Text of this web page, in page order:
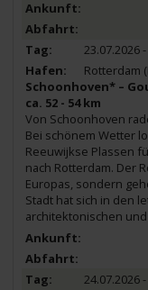
23.07.2026
Rotterdam
Schoonhoven* –
ca. 52 - 54 km
Von Schoonhoven
Bei schönem Wetter
Reeuwijkse Plassen
nach Rotterdam. Der
Europas, sondern
Stadt hat sich in den
architektonischen
24.07.2026